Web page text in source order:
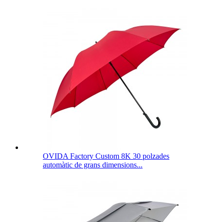
OVIDA Factory Custom 8K 30 polzades
automàtic de grans dimensions...